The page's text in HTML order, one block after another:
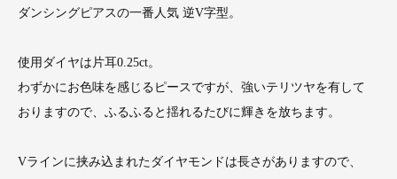
ダンシングピアスの一番人気 逆V字型。
使用ダイヤは片耳0.25ct。
わずかにお色味を感じるピースですが、強いテリツヤを有して
おりますので、ふるふると揺れるたびに輝きを放ちます。
Vラインに挟み込まれたダイヤモンドは長さがありますので、